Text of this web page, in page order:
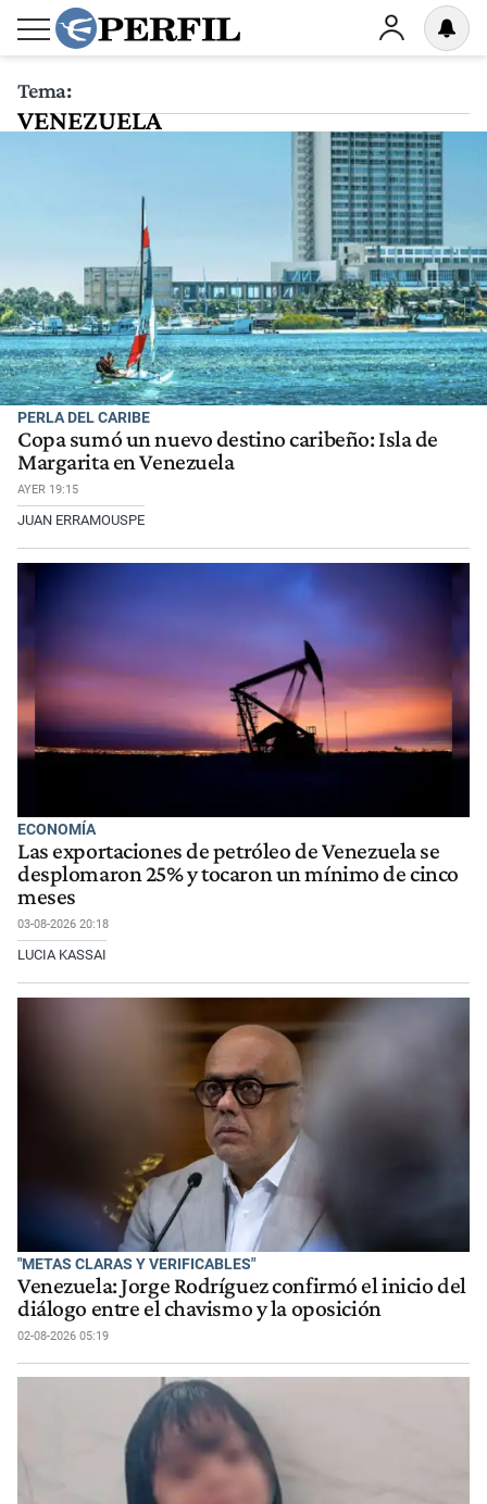
Tema:
VENEZUELA
PERLA DEL CARIBE
Copa sumó un nuevo destino caribeño: Isla de
Margarita en Venezuela
AYER 19:15
JUAN ERRAMOUSPE
ECONOMÍA
Las exportaciones de petróleo de Venezuela se
desplomaron 25% y tocaron un mínimo de cinco
meses
03-08-2026 20:18
LUCIA KASSAI
"METAS CLARAS Y VERIFICABLES"
Venezuela: Jorge Rodríguez confirmó el inicio del
diálogo entre el chavismo y la oposición
02-08-2026 05:19